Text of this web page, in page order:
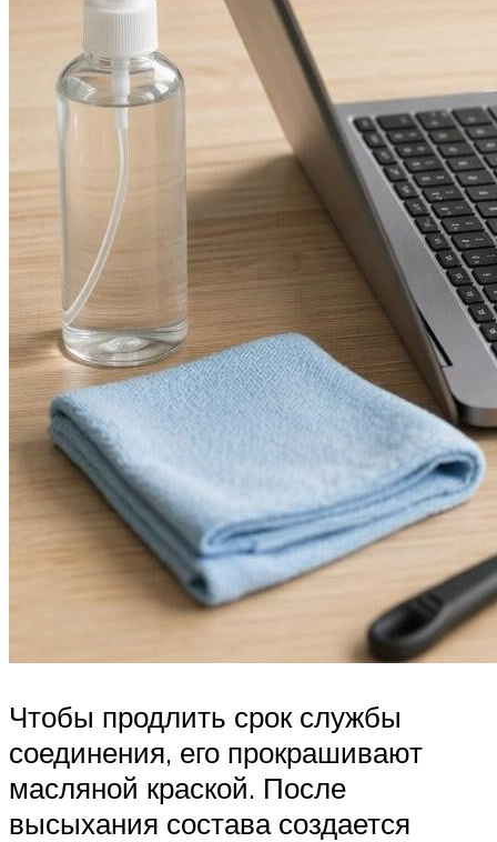
Чтобы продлить срок службы
соединения, его прокрашивают
масляной краской. После
высыхания состава создается